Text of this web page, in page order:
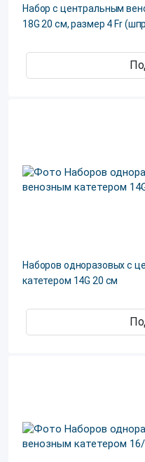
Набор с центральным
18G 20 см, размер 4 Fr
Наборов одноразовых с
катетером 14G 20 см